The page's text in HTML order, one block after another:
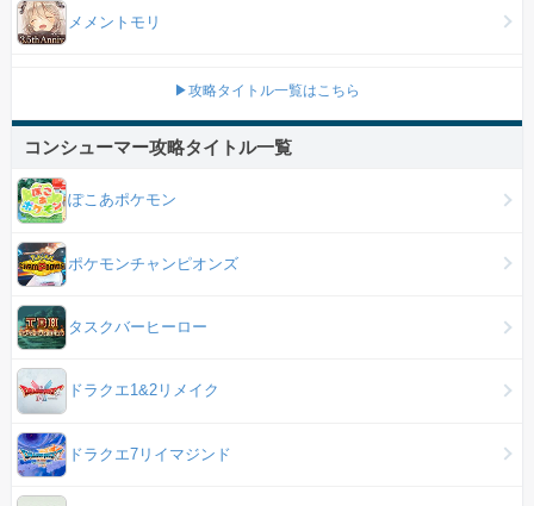
メメントモリ
▶攻略タイトル一覧はこちら
コンシューマー攻略タイトル一覧
ぽこあポケモン
ポケモンチャンピオンズ
タスクバーヒーロー
ドラクエ1&2リメイク
ドラクエ7リイマジンド